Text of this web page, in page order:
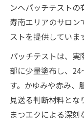
ンへパッチテスト
寿南エリアのサロン
ストを提供していま
パッチテストは、
部に少量塗布し、
す。かゆみや赤み、
見送る判断材料とな
まつエクによる深刻